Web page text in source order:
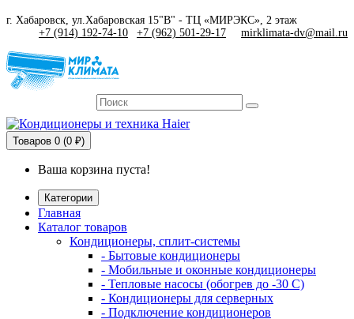
г. Хабаровск, ул.Хабаровская 15"В" - ТЦ «МИРЭКС», 2 этаж
+7 (914) 192-74-10
+7 (962) 501-29-17 mirklimata-dv@mail.ru
Товаров 0 (0 ₽)
Ваша корзина пуста!
Категории
Главная
Каталог товаров
Кондиционеры, сплит-системы
- Бытовые кондиционеры
- Мобильные и оконные кондиционеры
- Тепловые насосы (обогрев до -30 C)
- Кондиционеры для серверных
- Подключение кондиционеров